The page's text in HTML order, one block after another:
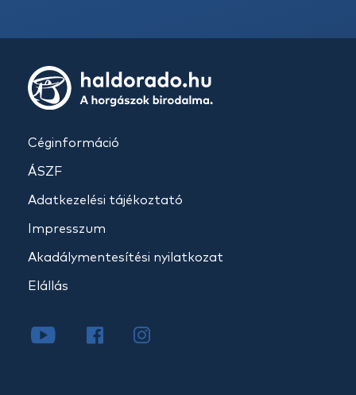
Céginformáció
ÁSZF
Adatkezelési tájékoztató
Impresszum
Akadálymentesítési nyilatkozat
Elállás